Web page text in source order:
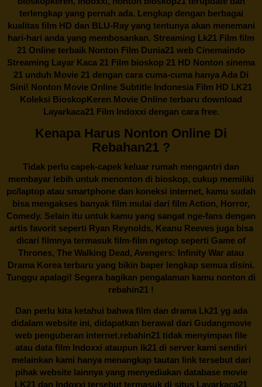
terlengkap yang pernah ada. Lengkap dengan berbagai
kualitas film HD dan BLU-Ray yang tentunya akan menemani
hari-hari anda yang membosankan. Streaming Lk21 Film film
21 Online terbaik Nonton Film Dunia21 web Cinemaindo
Streaming Layar Kaca 21 Film bioskop 21 HD Nonton sinema
21 unduh Movie 21 dengan cara cuma-cuma hanya Ada Di
Sini! Nonton Movie Online Subtitle Indonesia Film HD LK21
Koleksi BioskopKeren Movie Online terbaru download
Layarkaca21 Film Indoxxi dengan cara free.
Kenapa Harus Nonton Online Di
Rebahan21 ?
Tidak perlu capek-capek keluar rumah mengantri dan
membayar lebih untuk menonton di bioskop, cukup memiliki
pc/laptop atau smartphone dan koneksi internet, kamu sudah
bisa mengakses banyak film mulai dari film Action, Horror,
Comedy. Selain itu untuk kamu yang sangat nge-fans dengan
artis favorit seperti Ryan Reynolds, Keanu Reeves juga bisa
dicari filmnya termasuk film-film ngetop seperti Game of
Thrones, The Walking Dead, Avengers: Infinity War atau
Drama Korea terbaru yang bikin baper lengkap semua disini.
Tunggu apalagi! Segera bagikan pengalaman kamu nonton di
rebahin21 !
Dan perlu kita ketahui bahwa film dan dramaLk21yg ada
didalam website ini, didapatkan berawal dari Gudangmovie
web penguberan internet.rebahin21 tidak menyimpan file
atau data film Indoxxi ataupun lk21 di server kami sendiri
melainkan kami hanya menangkap tautan link tersebut dari
pihak website lainnya yang menyediakan database movie
LK21 dan Indoxxi tersebut termasuk di situs Layarkaca21